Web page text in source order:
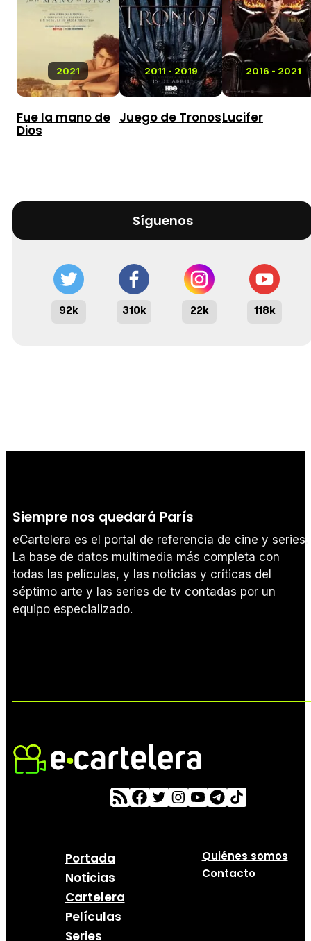
2021
Fue la mano de
Dios
2011 - 2019
Juego de Tronos
2016 - 2021
Lucifer
Síguenos
92k 310k 22k 118k
Siempre nos quedará París
eCartelera es el portal de referencia de cine y series.
La base de datos multimedia más completa con
todas las películas, y las noticias y críticas del
séptimo arte y las series de tv contadas por un
equipo especializado.
Portada
Noticias
Cartelera
Películas
Series
Quiénes somos
Contacto